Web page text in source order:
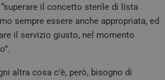
“superare il concetto sterile di lista
sempre essere anche appropriata, ed
il servizio giusto, nel momento
altra cosa c’è, però, bisogno di